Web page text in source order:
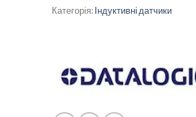
Категорія:Індуктивні датчики